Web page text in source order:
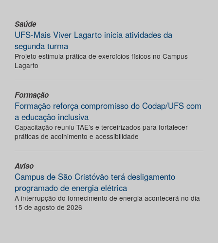
Saúde
UFS-Mais Viver Lagarto inicia atividades da
segunda turma
Projeto estimula prática de exercícios físicos no Campus
Lagarto
Formação
Formação reforça compromisso do Codap/UFS com
a educação inclusiva
Capacitação reuniu TAE’s e terceirizados para fortalecer
práticas de acolhimento e acessibilidade
Aviso
Campus de São Cristóvão terá desligamento
programado de energia elétrica
A interrupção do fornecimento de energia acontecerá no dia
15 de agosto de 2026